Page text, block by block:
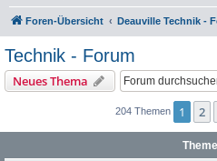
Foren-Übersicht Deauville Technik -
Technik - Forum
Neues Thema
204 Themen 1 2